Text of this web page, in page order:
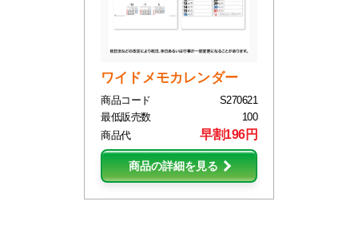
ワイドメモカレンダー
商品コード
S270621
最低販売数
100
商品代
早割196円
商品の詳細を見る